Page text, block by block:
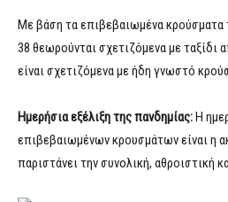
Με βάση τα επιβεβαιωμένα
38 θεωρούνται σχετιζόμενα με ταξίδι
είναι σχετιζόμενα με ήδη γνωστό
Ημερήσια εξέλιξη της πανδημίας:Η
επιβεβαιωμένων κρουσμάτων είναι η
παριστάνει την συνολική, αθροιστική